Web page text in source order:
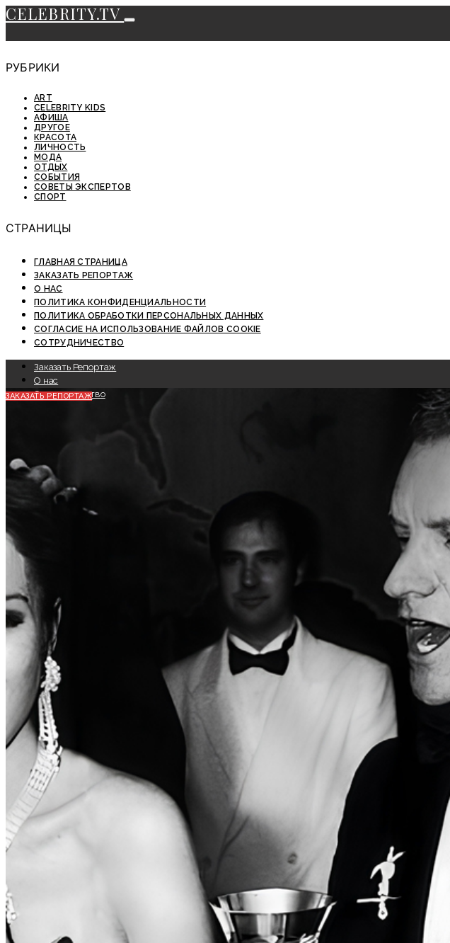
CELEBRITY.TV
РУБРИКИ
ART
CELEBRITY KIDS
АФИША
ДРУГОЕ
КРАСОТА
ЛИЧНОСТЬ
МОДА
ОТДЫХ
СОБЫТИЯ
СОВЕТЫ ЭКСПЕРТОВ
СПОРТ
СТРАНИЦЫ
ГЛАВНАЯ СТРАНИЦА
ЗАКАЗАТЬ РЕПОРТАЖ
О НАС
ПОЛИТИКА КОНФИДЕНЦИАЛЬНОСТИ
ПОЛИТИКА ОБРАБОТКИ ПЕРСОНАЛЬНЫХ ДАННЫХ
СОГЛАСИЕ НА ИСПОЛЬЗОВАНИЕ ФАЙЛОВ COOKIE
СОТРУДНИЧЕСТВО
Заказать Репортаж
О нас
Сотрудничество
ЗАКАЗАТЬ РЕПОРТАЖ